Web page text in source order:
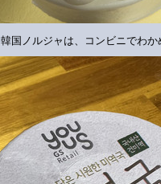
韓国ノルジャは、コンビニでわか